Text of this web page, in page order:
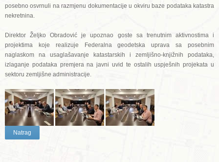
posebno osvrnuli na razmjenu dokumentacije u okviru baze podataka katastra
nekretnina.
Direktor Željko Obradović je upoznao goste sa trenutnim aktivnostima i
projektima koje realizuje Federalna geodetska uprava sa posebnim
naglaskom na usaglašavanje katastarskih i zemljišno-knjižnih podataka,
izlaganje podataka premjera na javni uvid te ostalih uspješnih projekata u
sektoru zemljišne administracije.
Natrag